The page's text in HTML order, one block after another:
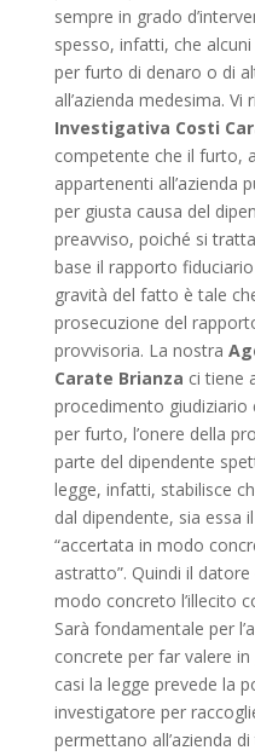
sempre in grado
spesso, infatti, che
per furto di denaro o di
all’azienda medesima.
Investigativa Costi
competente che il furto,
appartenenti all’azienda
per giusta causa del
preavviso, poiché si
base il rapporto
gravità del fatto è tale
prosecuzione del
provvisoria. La nostra
Carate Brianza ci tiene
procedimento giudiziario
per furto, l’onere della
parte del dipendente
legge, infatti, stabilisce
dal dipendente, sia essa
“accertata in modo
astratto”. Quindi il
modo concreto l’illecito
Sarà fondamentale per
concrete per far valere
casi la legge prevede la
investigatore per
permettano all’azienda